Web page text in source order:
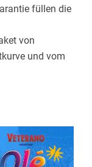
füllen die
von
und vom